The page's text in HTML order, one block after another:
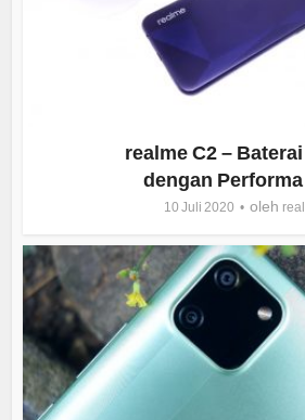
realme C2 –
dengan Performa
10 Juli 2020 oleh